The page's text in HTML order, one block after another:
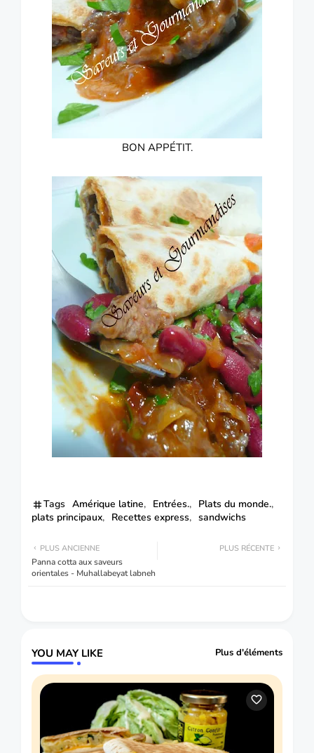
BON APPÉTIT.
Tags Amérique latine Entrées.
Plats du monde.
plats principaux
Recettes express sandwichs
PLUS RÉCENTE
PLUS ANCIENNE
Panna cotta aux saveurs
orientales - Muhallabeyat labneh
YOU MAY LIKE Plus d'éléments